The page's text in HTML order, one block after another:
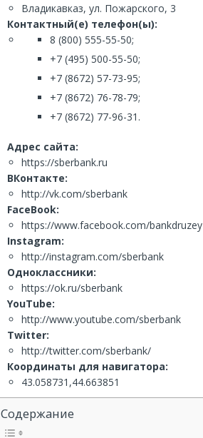
Владикавказ, ул. Пожарского, 3
Контактный(е) телефон(ы):
8 (800) 555-55-50;
+7 (495) 500-55-50;
+7 (8672) 57-73-95;
+7 (8672) 76-78-79;
+7 (8672) 77-96-31.
Адрес сайта:
https://sberbank.ru
ВКонтакте:
http://vk.com/sberbank
FaceBook:
https://www.facebook.com/bankdruzey
Instagram:
http://instagram.com/sberbank
Одноклассники:
https://ok.ru/sberbank
YouTube:
http://www.youtube.com/sberbank
Twitter:
http://twitter.com/sberbank/
Координаты для навигатора:
43.058731,44.663851
Содержание